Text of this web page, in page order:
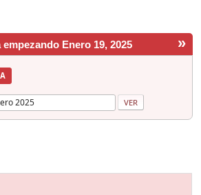
»
empezando Enero 19, 2025